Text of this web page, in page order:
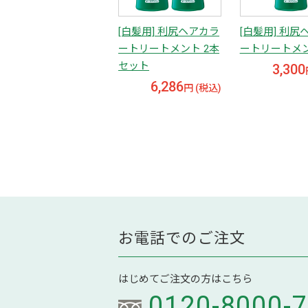
[白髪用] 利尻ヘアカラ
ートリートメント 2本
セット
6,286円 (税込)
[白髪用] 利尻
ートリートメ
3,300
お電話でのご注文
はじめてご注文の方はこちら